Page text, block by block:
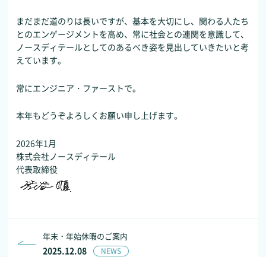
まだまだ道のりは長いですが、基本を大切にし、関わる人たち
とのエンゲージメントを高め、常に社会との連関を意識して、
ノースディテールとしてのあるべき姿を見出していきたいと考
えています。
常にエンジニア・ファーストで。
本年もどうぞよろしくお願い申し上げます。
2026年1月
株式会社ノースディテール
代表取締役
2025.12.08 NEWS
年末・年始休暇のご案内